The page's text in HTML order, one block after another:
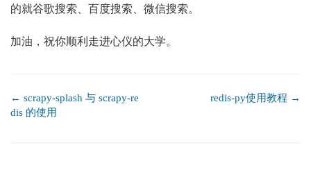
的就谷歌搜索、百度搜索、微信搜索。
加油，祝你顺利走进心仪的大学。
← scrapy-splash 与 scrapy-re
dis 的使用
redis-py使用教程 →